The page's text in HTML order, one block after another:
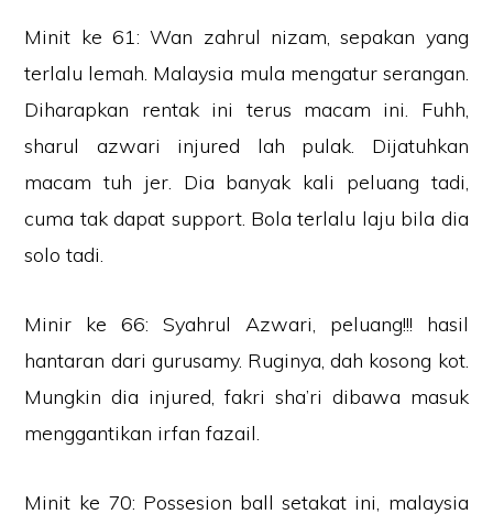
Minit ke 61: Wan zahrul nizam, sepakan yang
terlalu lemah. Malaysia mula mengatur serangan.
Diharapkan rentak ini terus macam ini. Fuhh,
sharul azwari injured lah pulak. Dijatuhkan
macam tuh jer. Dia banyak kali peluang tadi,
cuma tak dapat support. Bola terlalu laju bila dia
solo tadi.
Minir ke 66: Syahrul Azwari, peluang!!! hasil
hantaran dari gurusamy. Ruginya, dah kosong kot.
Mungkin dia injured, fakri sha’ri dibawa masuk
menggantikan irfan fazail.
Minit ke 70: Possesion ball setakat ini, malaysia